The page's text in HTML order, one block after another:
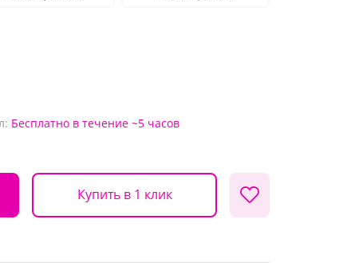
Бесплатно в течение ~5 часов
Купить в 1 клик